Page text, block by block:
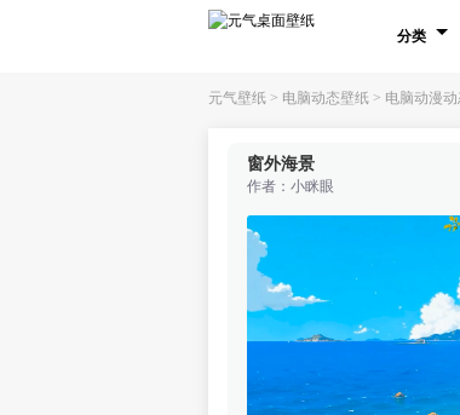
分类
元气壁纸 > 电脑动态壁纸 > 电脑动漫
窗外海景
作者： 小眯眼